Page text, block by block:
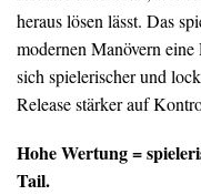
heraus lösen lässt. Das
modernen Manövern
sich spielerischer und
Release stärker auf
Hohe Wertung =
Tail.